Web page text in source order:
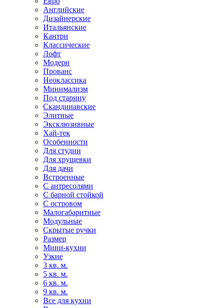
Английские
Дизайнерские
Итальянские
Кантри
Классические
Лофт
Модерн
Прованс
Неоклассика
Минимализм
Под старину
Скандинавские
Элитные
Эксклюзивные
Хай-тек
Особенности
Для студии
Для хрущевки
Для дачи
Встроенные
С антресолями
С барной стойкой
С островом
Малогабаритные
Модульные
Скрытые ручки
Размер
Мини-кухни
Узкие
3 кв. м.
5 кв. м.
6 кв. м.
9 кв. м.
Все для кухни